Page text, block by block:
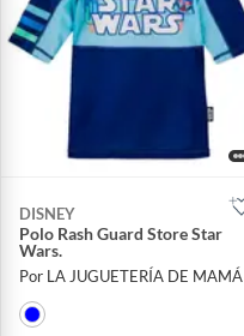
DISNEY
Polo Rash Guard Store Star
Wars.
Por LA JUGUETERÍA DE MAMÁ